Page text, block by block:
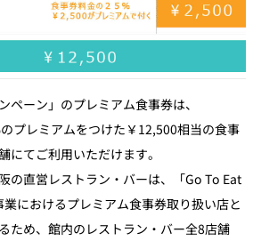
ペーン」のプレミアム食事券は、
プレミアムをつけた￥12,500相当の食事
にてご利用いただけます。
の直営レストラン・バーは、「Go To Eat
におけるプレミアム食事券取り扱い店と
ため、館内のレストラン・バー全8店舗